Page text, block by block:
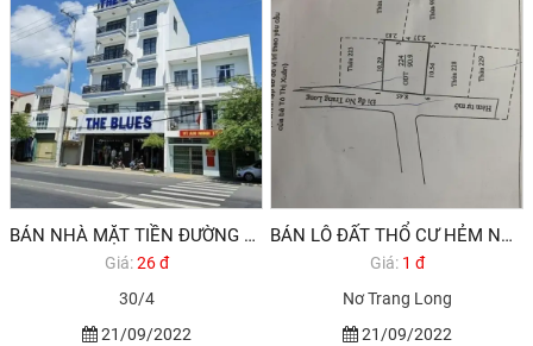
BÁN NHÀ MẶT TIỀN ĐƯỜNG 30/4
Giá:26 đ
30/4
21/09/2022
BÁN LÔ ĐẤT THỔ CƯ HẺM NƠ TRANG LONG
Giá: 1 đ
Nơ Trang Long
21/09/2022